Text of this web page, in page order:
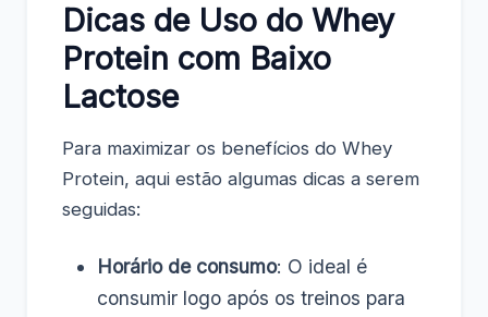
Dicas de Uso do Whey
Protein com Baixo
Lactose
Para maximizar os benefícios do Whey
Protein, aqui estão algumas dicas a serem
seguidas:
Horário de consumo: O ideal é
consumir logo após os treinos para